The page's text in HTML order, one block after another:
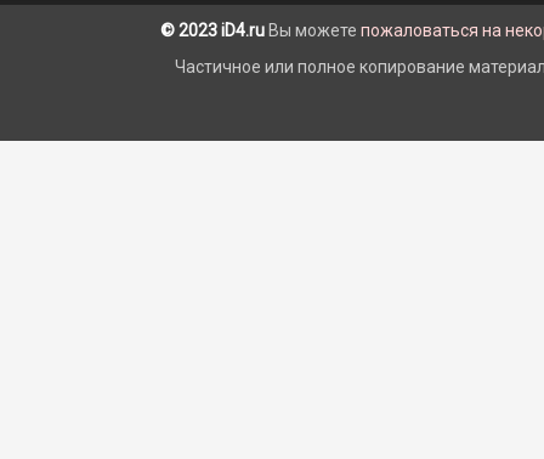
© 2023 iD4.ru Вы можете пожаловаться на
Частичное или полное копирование